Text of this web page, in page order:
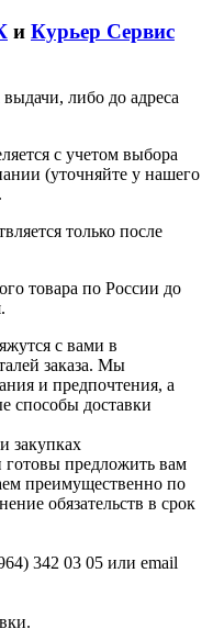
и Курьер Сервис
либо до адреса
с учетом выбора
(уточняйте у нашего
только после
товара по России до
с вами в
заказа. Мы
и предпочтения, а
способы доставки
закупках
готовы предложить вам
преимущественно по
обязательств в срок
342 03 05 или email